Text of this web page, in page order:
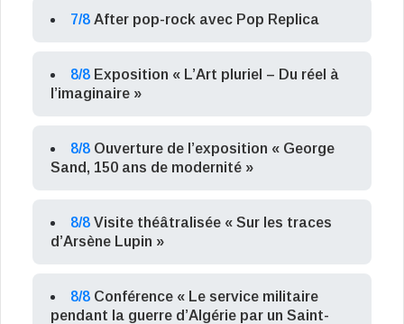
7/8 After pop-rock avec Pop Replica
8/8 Exposition « L’Art pluriel – Du réel à
l’imaginaire »
8/8 Ouverture de l’exposition « George
Sand, 150 ans de modernité »
8/8 Visite théâtralisée « Sur les traces
d’Arsène Lupin »
8/8 Conférence « Le service militaire
pendant la guerre d’Algérie par un Saint-